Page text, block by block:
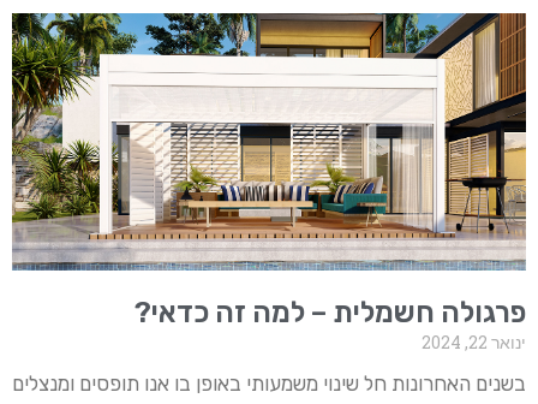
פרגולה חשמלית – למה זה כדאי?
ינואר 22, 2024
בשנים האחרונות חל שינוי משמעותי באופן בו אנו תופסים ומנצלים